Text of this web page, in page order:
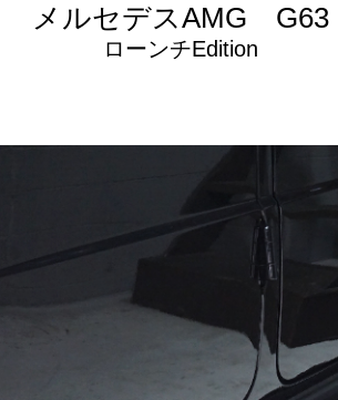
メルセデスAMG G63
ローンチEdition